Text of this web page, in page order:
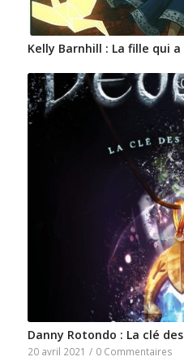
Kelly Barnhill : La fille qui
Danny Rotondo : La clé
20 avril 2021 / 0 Commentaires